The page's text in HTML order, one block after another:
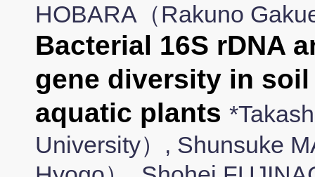
HOBARA（Rakuno
Bacterial 16S rDNA
gene diversity in
aquatic plants
University）, Shunsuke